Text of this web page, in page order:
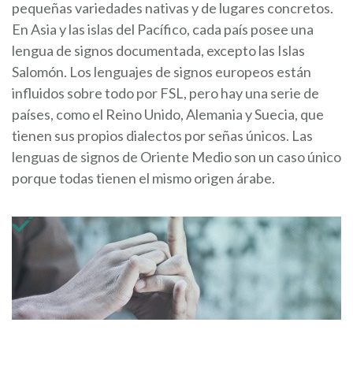
pequeñas variedades nativas y de lugares concretos.
En Asia y las islas del Pacífico, cada país posee una
lengua de signos documentada, excepto las Islas
Salomón. Los lenguajes de signos europeos están
influidos sobre todo por FSL, pero hay una serie de
países, como el Reino Unido, Alemania y Suecia, que
tienen sus propios dialectos por señas únicos. Las
lenguas de signos de Oriente Medio son un caso único
porque todas tienen el mismo origen árabe.